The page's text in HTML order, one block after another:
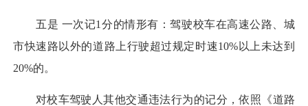
五是 一次记1分的情形有：驾驶校车在高速公路、城
市快速路以外的道路上行驶超过规定时速10%以上未达到
20%的。
对校车驾驶人其他交通违法行为的记分，依照《道路